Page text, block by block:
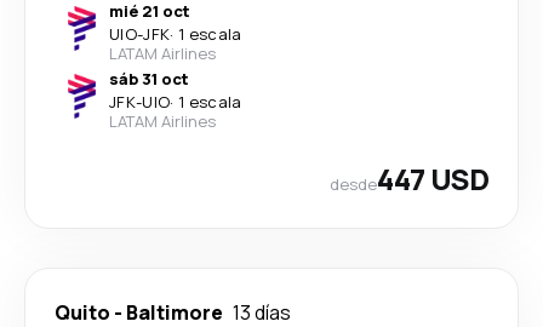
mié 21 oct
UIO-JFK· 1 escala
LATAM Airlines
sáb 31 oct
JFK-UIO· 1 escala
LATAM Airlines
desde447 USD
Quito - Baltimore 13 días